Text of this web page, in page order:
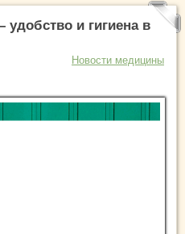
и гигиена в
Новости медицины